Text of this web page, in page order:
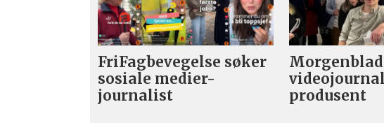
FriFagbevegelse søker
sosiale medier-
journalist
produsent